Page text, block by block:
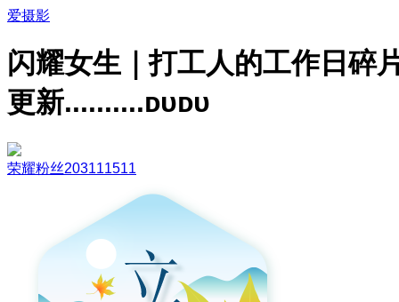
爱摄影
闪耀女生｜打工人的工作日碎
更新..........ᴅᴜᴅᴜ
荣耀粉丝203111511